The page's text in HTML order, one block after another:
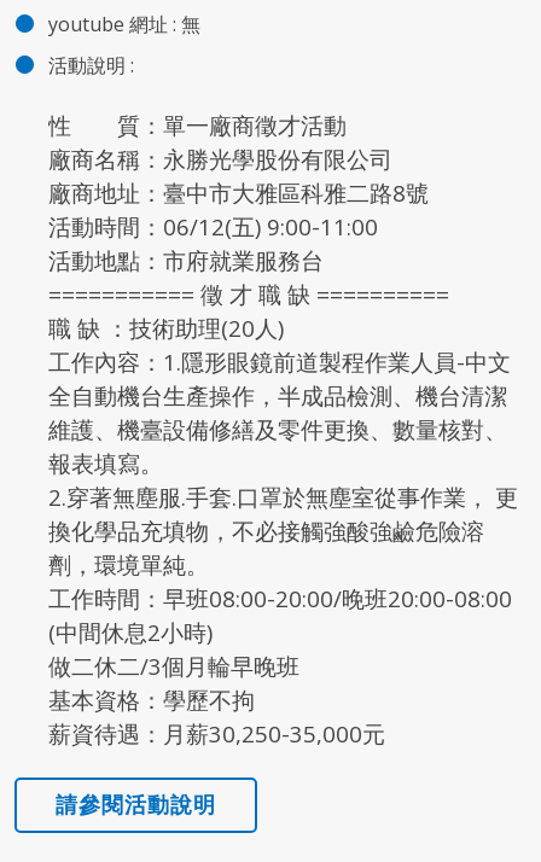
youtube 網址 : 無
活動說明 :
性 質：單一廠商徵才活動
廠商名稱：永勝光學股份有限公司
廠商地址：臺中市大雅區科雅二路8號
活動時間：06/12(五) 9:00-11:00
活動地點：市府就業服務台
=========== 徵 才 職 缺 ==========
職 缺 ：技術助理(20人)
工作內容：1.隱形眼鏡前道製程作業人員-中文
全自動機台生產操作，半成品檢測、機台清潔
維護、機臺設備修繕及零件更換、數量核對、
報表填寫。
2.穿著無塵服.手套.口罩於無塵室從事作業， 更
換化學品充填物，不必接觸強酸強鹼危險溶
劑，環境單純。
工作時間：早班08:00-20:00/晚班20:00-08:00
(中間休息2小時)
做二休二/3個月輪早晚班
基本資格：學歷不拘
薪資待遇：月薪30,250-35,000元